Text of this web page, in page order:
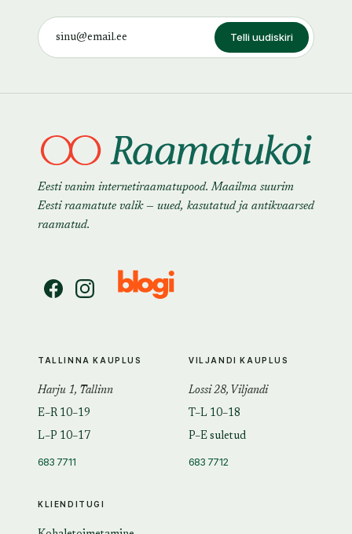
Telli uudiskiri
Eesti vanim internetiraamatupood. Maailma suurim
Eesti raamatute valik — uued, kasutatud ja antikvaarsed
raamatud.
KLIENDITUGI
TALLINNA KAUPLUS
Harju 1, Tallinn
E–R 10–19
L–P 10–17
683 7711
VILJANDI KAUPLUS
Lossi 28, Viljandi
T–L 10–18
P–E suletud
683 7712